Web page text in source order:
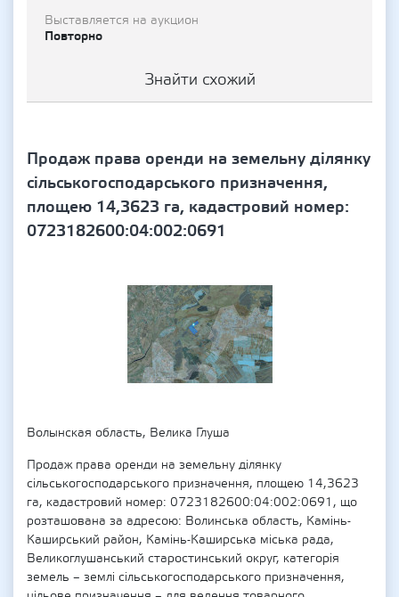
Выставляется на аукцион
Повторно
Знайти схожий
Продаж права оренди на земельну ділянку
сільськогосподарського призначення,
площею 14,3623 га, кадастровий номер:
0723182600:04:002:0691
Волынская область, Велика Глуша
Продаж права оренди на земельну ділянку
сільськогосподарського призначення, площею 14,3623
га, кадастровий номер: 0723182600:04:002:0691, що
розташована за адресою: Волинська область, Камінь-
Каширський район, Камінь-Каширська міська рада,
Великоглушанський старостинський округ, категорія
земель – землі сільськогосподарського призначення,